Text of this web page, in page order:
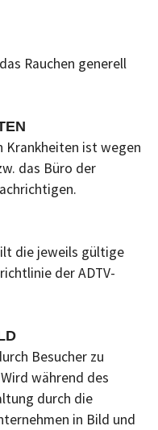
Rauchen generell
Krankheiten ist wegen
das Büro der
die jeweils gültige
der ADTV-
Besucher zu
während des
durch die
in Bild und